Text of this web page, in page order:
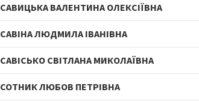
САВИЦЬКА ВАЛЕНТИНА ОЛЕКСІЇВНА
САВІНА ЛЮДМИЛА ІВАНІВНА
САВІСЬКО СВІТЛАНА МИКОЛАЇВНА
СОТНИК ЛЮБОВ ПЕТРІВНА